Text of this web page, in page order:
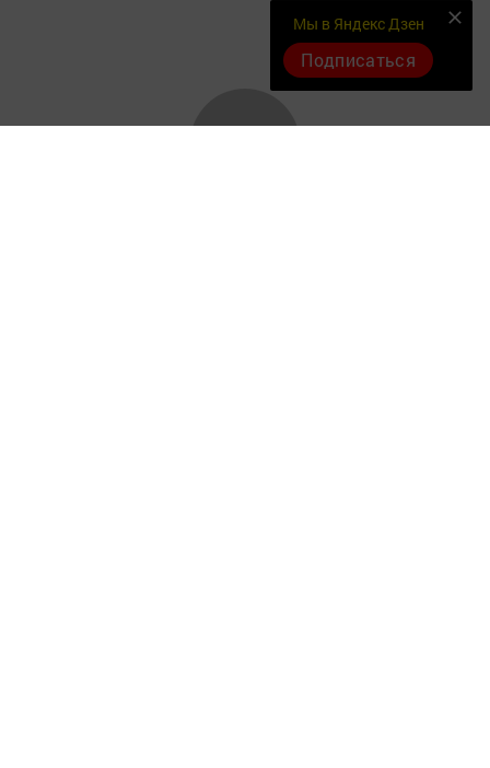
Мы в Яндекс Дзен
Подписаться